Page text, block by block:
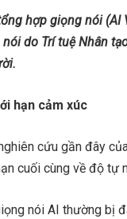
hợp giọng nói
do Trí tuệ Nhân
hạn cảm xúc
cứu gần đây
cuối cùng về độ tự
nói AI thường bị